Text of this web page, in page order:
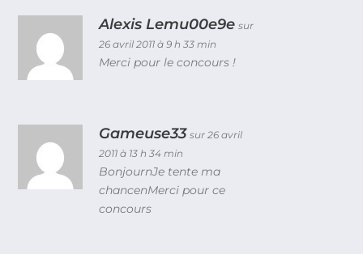
Alexis Lemu00e9e sur
26 avril 2011 à 9 h 33 min
Merci pour le concours !
Gameuse33 sur 26 avril
2011 à 13 h 34 min
BonjournJe tente ma
chancenMerci pour ce
concours